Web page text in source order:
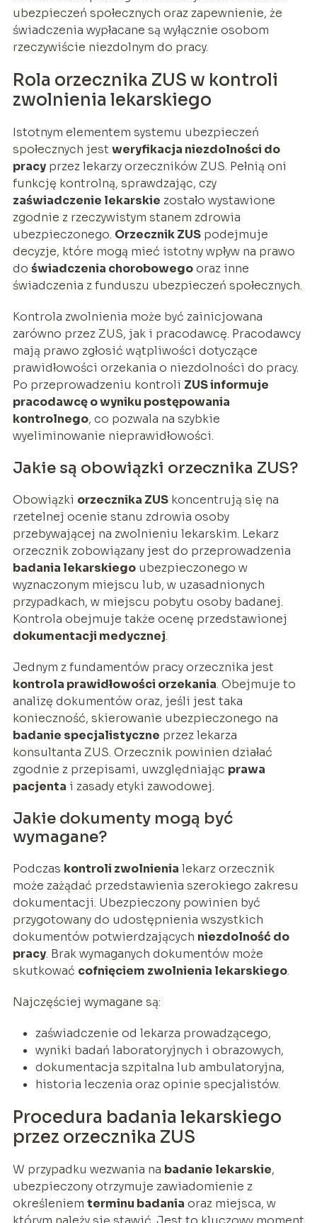
ubezpieczeń społecznych oraz zapewnienie, że
świadczenia wypłacane są wyłącznie osobom
rzeczywiście niezdolnym do pracy.
Rola orzecznika ZUS w kontroli
zwolnienia lekarskiego
Istotnym elementem systemu ubezpieczeń
społecznych jest weryfikacja niezdolności do
pracyprzez lekarzy orzeczników ZUS. Pełnią oni
funkcję kontrolną, sprawdzając, czy
zaświadczenie lekarskie zostało wystawione
zgodnie z rzeczywistym stanem zdrowia
ubezpieczonego. Orzecznik ZUSpodejmuje
decyzje, które mogą mieć istotny wpływ na prawo
do świadczenia chorobowegooraz inne
świadczenia z funduszu ubezpieczeń społecznych.
Kontrola zwolnienia może być zainicjowana
zarówno przez ZUS, jak i pracodawcę. Pracodawcy
mają prawo zgłosić wątpliwości dotyczące
prawidłowości orzekania o niezdolności do pracy.
Po przeprowadzeniu kontroli ZUS informuje
pracodawcę o wyniku postępowania
kontrolnego, co pozwala na szybkie
wyeliminowanie nieprawidłowości.
Jakie są obowiązki orzecznika ZUS?
Obowiązki orzecznika ZUSkoncentrują się na
rzetelnej ocenie stanu zdrowia osoby
przebywającej na zwolnieniu lekarskim. Lekarz
orzecznik zobowiązany jest do przeprowadzenia
badania lekarskiegoubezpieczonego w
wyznaczonym miejscu lub, w uzasadnionych
przypadkach, w miejscu pobytu osoby badanej.
Kontrola obejmuje także ocenę przedstawionej
dokumentacji medycznej.
Jednym z fundamentów pracy orzecznika jest
kontrola prawidłowości orzekania. Obejmuje to
analizę dokumentów oraz, jeśli jest taka
konieczność, skierowanie ubezpieczonego na
badanie specjalistyczne przez lekarza
konsultanta ZUS. Orzecznik powinien działać
zgodnie z przepisami, uwzględniając prawa
pacjenta i zasady etyki zawodowej.
Jakie dokumenty mogą być
wymagane?
Podczas kontroli zwolnienia lekarz orzecznik
może zażądać przedstawienia szerokiego zakresu
dokumentacji. Ubezpieczony powinien być
przygotowany do udostępnienia wszystkich
dokumentów potwierdzających niezdolność do
pracy. Brak wymaganych dokumentów może
skutkować cofnięciem zwolnienia lekarskiego.
Najczęściej wymagane są:
zaświadczenie od lekarza prowadzącego,
wyniki badań laboratoryjnych i obrazowych,
dokumentacja szpitalna lub ambulatoryjna,
historia leczenia oraz opinie specjalistów.
Procedura badania lekarskiego
przez orzecznika ZUS
W przypadku wezwania na badanie lekarskie,
ubezpieczony otrzymuje zawiadomienie z
określeniem terminu badania oraz miejsca, w